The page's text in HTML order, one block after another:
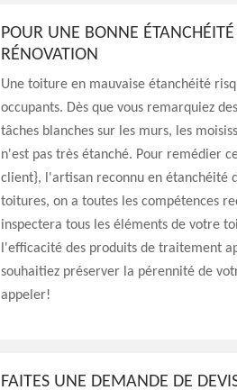
POUR UNE BONNE
RÉNOVATION
Une toiture en mauvaise étanchéité
occupants. Dès que vous remarquiez
tâches blanches sur les murs, les
n'est pas très étanché. Pour remédier
client}, l'artisan reconnu en étanchéité
toitures, on a toutes les compétences
inspectera tous les éléments de votre
l'efficacité des produits de traitement
souhaitiez préserver la pérennité de
appeler!
FAITES UNE DEMANDE DE